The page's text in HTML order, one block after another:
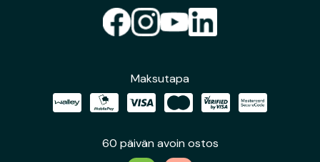
Maksutapa
60 päivän avoin ostos